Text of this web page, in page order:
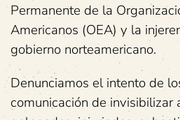
Permanente de la
Americanos (OEA) y la
gobierno norteamericano.
Denunciamos el intento de
comunicación de invisibilizar